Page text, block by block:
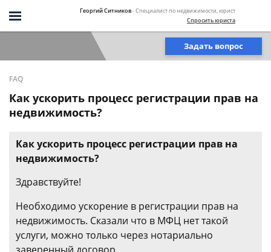
Георгий Ситников- Специалист по недвижимости, юрист
Спросить юриста
Задать вопрос
FAQ
Как ускорить процесс регистрации прав на
недвижимость?
Как ускорить процесс регистрации прав на
недвижимость?
Здравствуйте!
Необходимо ускорение в регистрации прав на
недвижимость. Сказали что в МФЦ нет такой
услуги, можно только через нотариально